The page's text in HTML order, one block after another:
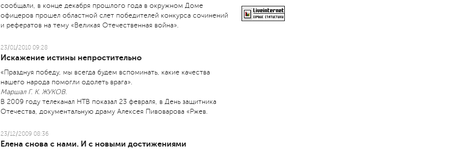
сообщали, в конце декабря прошлого года в окружном Доме
офицеров прошел областной слет победителей конкурса сочинений
и рефератов на тему «Великая Отечественная война».
23/01/2010 09:28
Искажение истины непростительно
«Празднуя победу, мы всегда будем вспоминать, какие качества
нашего народа помогли одолеть врага».
Маршал Г. К. ЖУКОВ.
В 2009 году телеканал НТВ показал 23 февраля, в День защитника
Отечества, документальную драму Алексея Пивоварова «Ржев.
23/12/2009 08:36
Елена снова с нами. И с новыми достижениями